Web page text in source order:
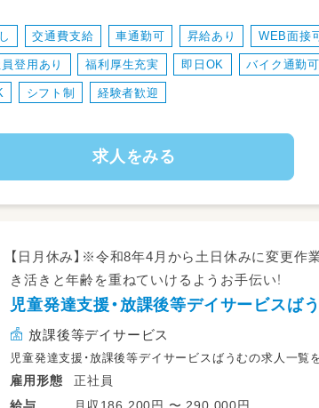
交通費支給 車通勤可 昇給あり WEB面接
登用あり 福利厚生充実 即日OK バイク通勤可
シフト制 経験者歓迎
求人をみる
【日月休み】※令和8年4月から土日休みに変更
き活きと年齢を重ねていけるようお手伝い！
児童発達支援・放課後等デイサービスば
放課後等デイサービス
児童発達支援・放課後等デイサービスばうむの求人一覧
雇用形態
正社員